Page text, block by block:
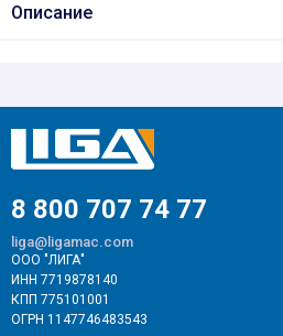
Описание
8 800 707 74 77
liga@ligamac.com
ООО "ЛИГА"
ИНН 7719878140
КПП 775101001
ОГРН 1147746483543